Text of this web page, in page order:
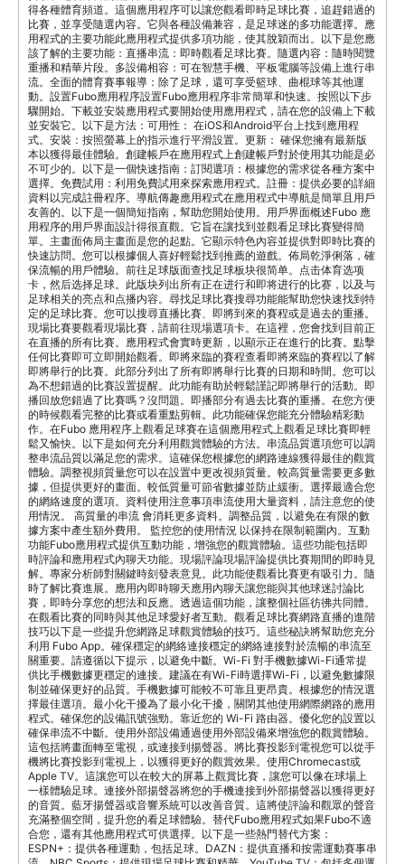
得各種體育頻道。這個應用程序可以讓您觀看即時足球比賽，追趕錯過的
比賽，並享受隨選內容。它與各種設備兼容，是足球迷的多功能選擇。應
用程式的主要功能此應用程式提供多項功能，使其脫穎而出。以下是您應
該了解的主要功能：直播串流：即時觀看足球比賽。隨選內容：隨時閱覽
重播和精華片段。多設備相容：可在智慧手機、平板電腦等設備上進行串
流。全面的體育賽事報導：除了足球，還可享受籃球、曲棍球等其他運
動。設置Fubo應用程序設置Fubo應用程序非常簡單和快速。按照以下步
驟開始。下載並安裝應用程式要開始使用應用程式，請在您的設備上下載
並安裝它。以下是方法：可用性： 在iOS和Android平台上找到應用程
式。安裝：按照螢幕上的指示進行平滑設置。更新： 確保您擁有最新版
本以獲得最佳體驗。創建帳戶在應用程式上創建帳戶對於使用其功能是必
不可少的。以下是一個快速指南：訂閱選項：根據您的需求從各種方案中
選擇。免費試用：利用免費試用來探索應用程式。註冊：提供必要的詳細
資料以完成註冊程序。導航傳趣應用程式在應用程式中導航是簡單且用戶
友善的。以下是一個簡短指南，幫助您開始使用。用戶界面概述Fubo 應
用程序的用戶界面設計得很直觀。它旨在讓找到並觀看足球比賽變得簡
單。主畫面佈局主畫面是您的起點。它顯示特色內容並提供對即時比賽的
快速訪問。您可以根據個人喜好輕鬆找到推薦的遊戲。佈局乾淨俐落，確
保流暢的用戶體驗。前往足球版面查找足球板块很简单。点击体育选项
卡，然后选择足球。此版块列出所有正在进行和即将进行的比赛，以及与
足球相关的亮点和点播内容。尋找足球比賽搜尋功能能幫助您快速找到特
定的足球比賽。您可以搜尋直播比賽、即將到來的賽程或是過去的重播。
現場比賽要觀看現場比賽，請前往現場選項卡。在這裡，您會找到目前正
在直播的所有比賽。應用程式會實時更新，以顯示正在進行的比賽。點擊
任何比賽即可立即開始觀看。即將來臨的賽程查看即將來臨的賽程以了解
即將舉行的比賽。此部分列出了所有即將舉行比賽的日期和時間。您可以
為不想錯過的比賽設置提醒。此功能有助於輕鬆謹記即將舉行的活動。即
播回放您錯過了比賽嗎？沒問題。即播部分有過去比賽的重播。在您方便
的時候觀看完整的比賽或看重點剪輯。此功能確保您能充分體驗精彩動
作。在Fubo 應用程序上觀看足球賽在這個應用程式上觀看足球比賽即輕
鬆又愉快。以下是如何充分利用觀賞體驗的方法。串流品質選項您可以調
整串流品質以滿足您的需求。這確保您根據您的網路連線獲得最佳的觀賞
體驗。調整視頻質量您可以在設置中更改視頻質量。較高質量需要更多數
據，但提供更好的畫面。較低質量可節省數據並防止緩衝。選擇最適合您
的網絡速度的選項。資料使用注意事項串流使用大量資料，請注意您的使
用情況。 高質量的串流 會消耗更多資料。調整品質，以避免在有限的數
據方案中產生額外費用。 監控您的使用情況 以保持在限制範圍內。互動
功能Fubo應用程式提供互動功能，增強您的觀賞體驗。這些功能包括即
時評論和應用程式內聊天功能。現場評論現場評論提供比賽期間的即時見
解。專家分析師對關鍵時刻發表意見。此功能使觀看比賽更有吸引力。隨
時了解比賽進展。應用內即時聊天應用內聊天讓您能與其他球迷討論比
賽，即時分享您的想法和反應。透過這個功能，讓整個社區彷彿共同體。
在觀看比賽的同時與其他足球愛好者互動。觀看足球比賽網路直播的進階
技巧以下是一些提升您網路足球觀賞體驗的技巧。這些秘訣將幫助您充分
利用 Fubo App。確保穩定的網絡連接穩定的網絡連接對於流暢的串流至
關重要。請遵循以下提示，以避免中斷。Wi-Fi 對手機數據Wi-Fi通常提
供比手機數據更穩定的連接。建議在有Wi-Fi時選擇Wi-Fi，以避免數據限
制並確保更好的品質。手機數據可能較不可靠且更昂貴。根據您的情況選
擇最佳選項。最小化干擾為了最小化干擾，關閉其他使用網際網路的應用
程式。確保您的設備訊號強勁。靠近您的 Wi-Fi 路由器。優化您的設置以
確保串流不中斷。使用外部設備通過使用外部設備來增強您的觀賞體驗。
這包括將畫面轉至電視，或連接到揚聲器。將比賽投影到電視您可以從手
機將比賽投影到電視上，以獲得更好的觀賞效果。使用Chromecast或
Apple TV。這讓您可以在較大的屏幕上觀賞比賽，讓您可以像在球場上
一樣體驗足球。連接外部揚聲器將您的手機連接到外部揚聲器以獲得更好
的音質。藍牙揚聲器或音響系統可以改善音質。這將使評論和觀眾的聲音
充滿整個空間，提升您的看足球體驗。替代Fubo應用程式如果Fubo不適
合您，還有其他應用程式可供選擇。以下是一些熱門替代方案：
ESPN+：提供各種運動，包括足球。DAZN：提供直播和按需運動賽事串